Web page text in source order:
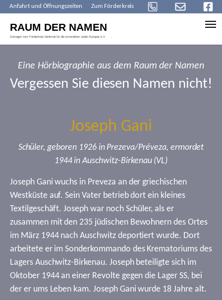
Anfahrt und Öffnungszeiten Zum Förderkreis
Eine Hörbiographie aus dem Raum der Namen
Vergessen Sie diesen Namen nicht!
Joseph Gani
Schüler, geboren 1926 in Prezeva/Préveza, ermordet
1944 in Auschwitz-Birkenau (VL)
Joseph Gani wuchs in Preveza an der griechischen
Westküste auf. Sein Vater betrieb dort ein kleines
Textilgeschäft. Joseph war noch Schüler, als er
zusammen mit den 235 jüdischen Bewohnern des Ortes
im März 1944 nach Auschwitz deportiert wurde. Dort
arbeitete er im Sonderkommando des Krematoriums des
Lagers Auschwitz-Birkenau. Joseph beteiligte sich im
Oktober 1944 an einer Revolte gegen die Lager SS, bei
der er ums Leben kam. Joseph Gani wurde 18 Jahre alt.